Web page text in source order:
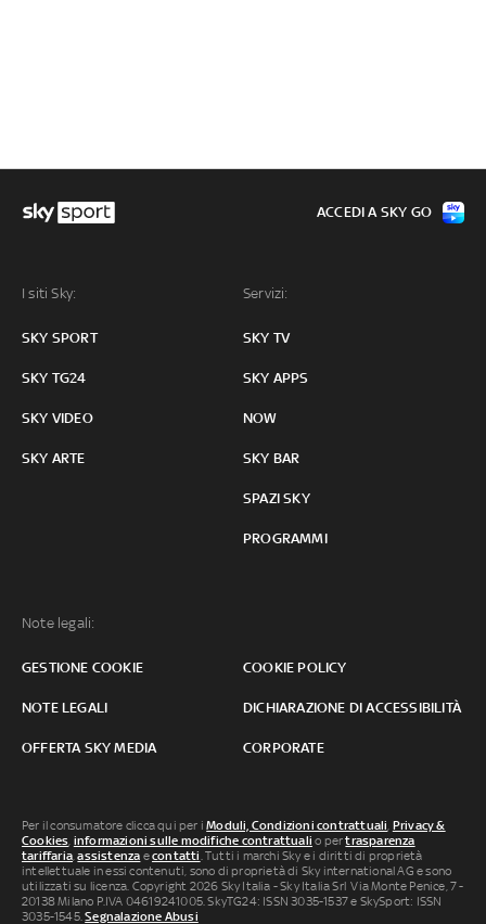
I siti Sky:
SKY SPORT
SKY TG24
SKY VIDEO
SKY ARTE
Servizi:
SKY TV
SKY APPS
NOW
SKY BAR
SPAZI SKY
PROGRAMMI
Note legali:
GESTIONE COOKIE COOKIE POLICY
NOTE LEGALI DICHIARAZIONE DI ACCESSIBILITÀ
OFFERTA SKY MEDIA CORPORATE
ACCEDI A SKY GO
Per il consumatore clicca qui per iModuli, Condizioni contrattuali Privacy &
Cookies informazioni sulle modifiche contrattuali o pertrasparenza
tariffaria ,assistenza econtatti . Tutti i marchi Sky e i diritti di proprietà
intellettuale in essi contenuti, sono di proprietà di Sky international AG e sono
utilizzati su licenza. Copyright 2026 Sky Italia - Sky Italia Srl Via Monte Penice, 7 -
20138 Milano P.IVA 04619241005. SkyTG24: ISSN 3035-1537 e SkySport: ISSN
3035-1545.Segnalazione Abusi